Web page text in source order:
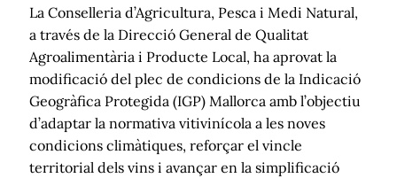
La Conselleria d’Agricultura, Pesca i Medi Natural,
a través de la Direcció General de Qualitat
Agroalimentària i Producte Local, ha aprovat la
modificació del plec de condicions de la Indicació
Geogràfica Protegida (IGP) Mallorca amb l’objectiu
d’adaptar la normativa vitivinícola a les noves
condicions climàtiques, reforçar el vincle
territorial dels vins i avançar en la simplificació